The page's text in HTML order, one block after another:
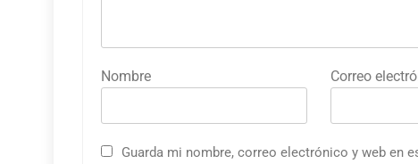
Nombre Correo
Guarda mi nombre, correo electrónico y web en